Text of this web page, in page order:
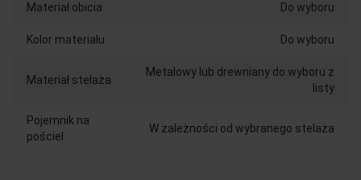
Materiał obicia Do wyboru
Kolor materiału Do wyboru
Materiał stelaża
Metalowy lub drewniany do wyboru z
listy
Pojemnik na
pościel
W zależności od wybranego stelaża